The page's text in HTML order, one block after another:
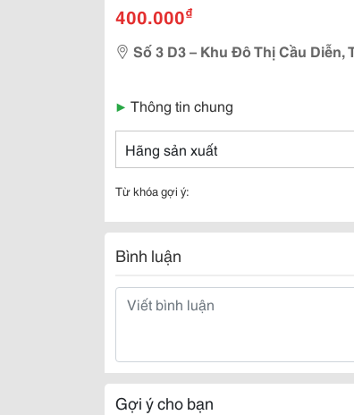
400.000₫
Số 3 D3 – Khu Đô Thị Cầu Diễn,
▶ Thông tin chung
Hãng sản xuất
Từ khóa gợi ý:
Bình luận
Gợi ý cho bạn